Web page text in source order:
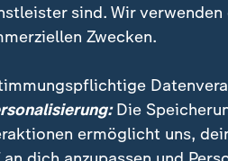
sind. Wir
Zwecken.
Die
ermöglicht uns,